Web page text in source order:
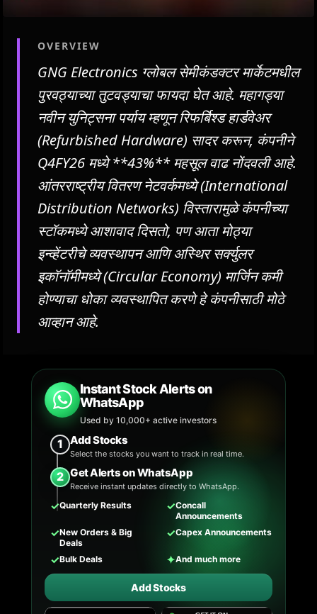
OVERVIEW
GNG Electronics ग्लोबल सेमीकंडक्टर मार्केटमधील
पुरवठ्याच्या तुटवड्याचा फायदा घेत आहे. महागड्या
नवीन युनिट्सना पर्याय म्हणून रिफर्बिश्ड हार्डवेअर
(Refurbished Hardware) सादर करून, कंपनीने
Q4FY26 मध्ये **43%** महसूल वाढ नोंदवली आहे.
आंतरराष्ट्रीय वितरण नेटवर्कमध्ये (International
Distribution Networks) विस्तारामुळे कंपनीच्या
स्टॉकमध्ये आशावाद दिसतो, पण आता मोठ्या
इन्व्हेंटरीचे व्यवस्थापन आणि अस्थिर सर्क्युलर
इकॉनॉमीमध्ये (Circular Economy) मार्जिन कमी
होण्याचा धोका व्यवस्थापित करणे हे कंपनीसाठी मोठे
आव्हान आहे.
Instant Stock Alerts on
WhatsApp
Used by 10,000+ active investors
1 Add Stocks
Select the stocks you want to track in real time.
2 Get Alerts on WhatsApp
Receive instant updates directly to WhatsApp.
✓Quarterly Results ✓Concall
Announcements
✓New Orders & Big
Deals
✓Capex Announcements
✓Bulk Deals ✦And much more
Add Stocks